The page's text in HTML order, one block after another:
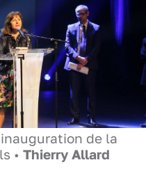
de la
• Thierry Allard